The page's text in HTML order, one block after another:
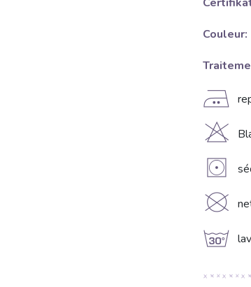
Couleur:
E
H
V
K
g